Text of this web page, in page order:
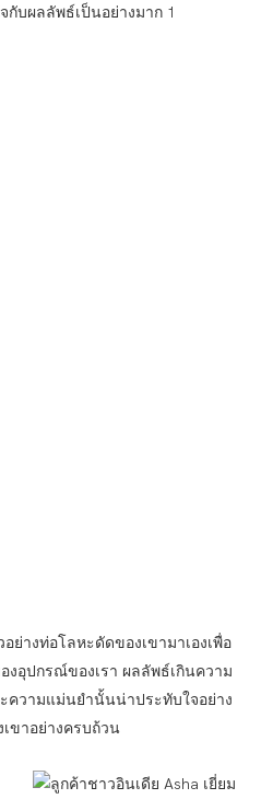
ย่างท่อโลหะดัดของเขามาเองเพื่อ
อุปกรณ์ของเรา ผลลัพธ์เกินความ
ความแม่นยำนั้นน่าประทับใจอย่าง
ขาอย่างครบถ้วน